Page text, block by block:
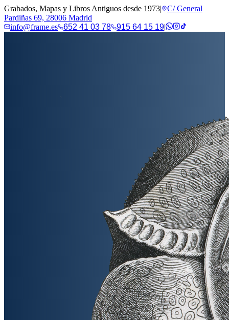
Grabados, Mapas y Libros Antiguos desde 1973|
C/ General
Pardiñas 69, 28006 Madrid
info@frame.es
652 41 03 78 915 64 15 19|